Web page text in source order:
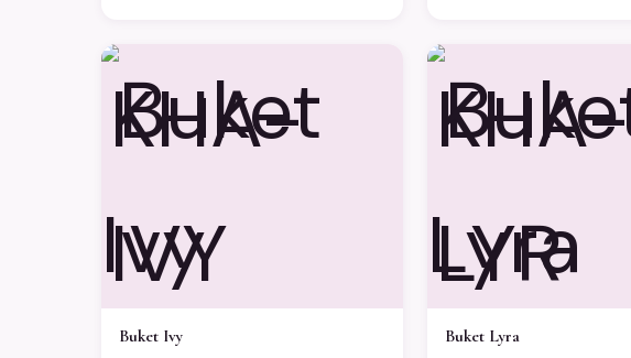
KHA-
IVY
Buket Ivy
KHA-
LYR
Buket Lyra